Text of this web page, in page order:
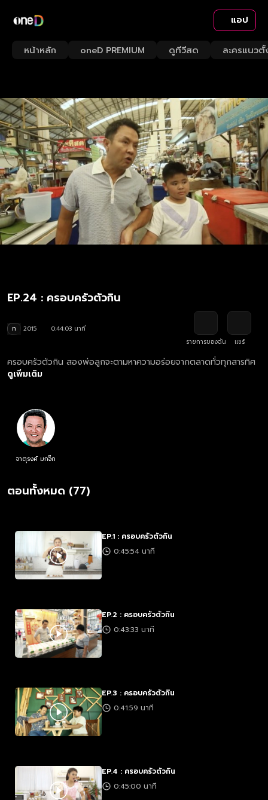
แอป
หน้าหลัก oneD PREMIUM ดูทีวีสด ละครแนวตั้
EP.24 : ครอบครัวตัวกิน
ท 2015
0:44:03 นาที
รายการของฉัน
แชร์
ครอบครัวตัวกิน สองพ่อลูกจะตามหาความอร่อยจากตลาดทั่วทุกสารทิศ
ดูเพิ่มเติม
จาตุรงค์ มกจ๊ก
ตอนทั้งหมด (77)
EP.1 : ครอบครัวตัวกิน
0:45:54 นาที
EP.2 : ครอบครัวตัวกิน
0:43:33 นาที
EP.3 : ครอบครัวตัวกิน
0:41:59 นาที
EP.4 : ครอบครัวตัวกิน
0:45:00 นาที